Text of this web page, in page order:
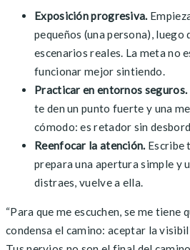
Exposición progresiva.
pequeños (una persona), luego
escenarios reales. La meta no
funcionar mejor sintiendo.
Practicar en entornos seguros.
te den un punto fuerte y una
cómodo: es retador sin
Reenfocar la atención.Escribe
prepara una apertura simple y
distraes, vuelve a ella.
“Para que me escuchen, se me tiene
condensa el camino: aceptar la